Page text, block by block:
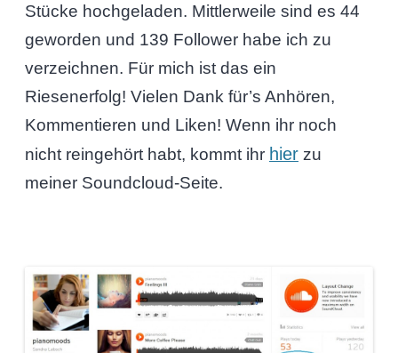
Stücke hochgeladen. Mittlerweile sind es 44
geworden und 139 Follower habe ich zu
verzeichnen. Für mich ist das ein
Riesenerfolg! Vielen Dank für’s Anhören,
Kommentieren und Liken! Wenn ihr noch
nicht reingehört habt, kommt ihr hierzu
meiner Soundcloud-Seite.